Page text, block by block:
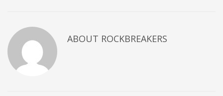
ABOUT ROCKBREAKERS